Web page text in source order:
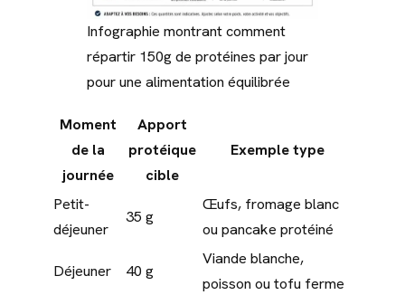
Infographie montrant comment
répartir 150g de protéines par jour
pour une alimentation équilibrée
Moment
de la
journée
Apport
protéique
cible
Exemple type
Petit-
déjeuner
35 g
Œufs, fromage blanc
ou pancake protéiné
Déjeuner 40 g
Viande blanche,
poisson ou tofu ferme